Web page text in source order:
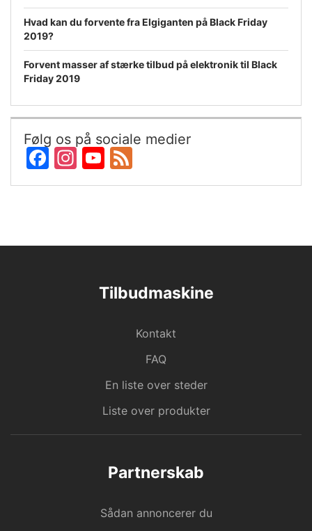
Hvad kan du forvente fra Elgiganten på Black Friday
2019?
Forvent masser af stærke tilbud på elektronik til Black
Friday 2019
Følg os på sociale medier
Facebook
Instagram
YouTube
Tilbudmaskine
Kontakt
FAQ
En liste over steder
Liste over produkter
Partnerskab
Sådan annoncerer du